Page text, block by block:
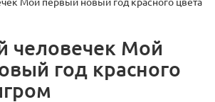
человечек Мой
год красного